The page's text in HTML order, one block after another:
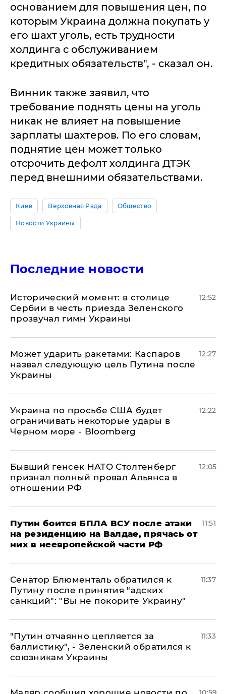
основанием для повышения цен, по
которым Украина должна покупать у
его шахт уголь, есть трудности
холдинга с обслуживанием
кредитных обязательств", - сказал он.
Винник также заявил, что
требование поднять цены на уголь
никак не влияет на повышение
зарплаты шахтеров. По его словам,
поднятие цен может только
отсрочить дефолт холдинга ДТЭК
перед внешними обязательствами.
Киев Верховная Рада Общество
Новости Украины
Последние новости
Исторический момент: в столице
Сербии в честь приезда Зеленского
прозвучал гимн Украины
12:52
Может ударить ракетами: Каспаров
назвал следующую цель Путина после
Украины
12:27
Украина по просьбе США будет
ограничивать некоторые удары в
Черном море - Bloomberg
12:22
Бывший генсек НАТО Столтенберг
признал полный провал Альянса в
отношении РФ
12:05
Путин боится БПЛА ВСУ после атаки
на резиденцию на Валдае, прячась от
них в неевропейской части РФ
11:51
Сенатор Блюменталь обратился к
Путину после принятия "адских
санкций": "Вы не покорите Украину"
11:37
"Путин отчаянно цепляется за
баллистику", - Зеленский обратился к
союзникам Украины
11:33